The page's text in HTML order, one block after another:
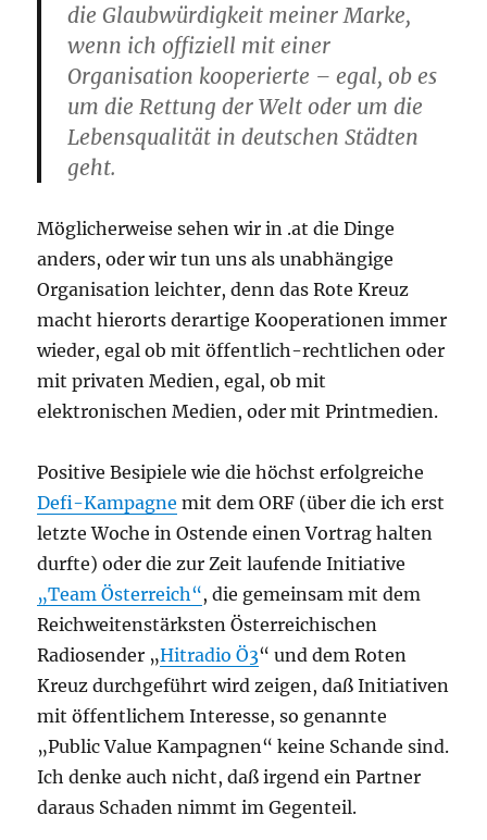
die Glaubwürdigkeit meiner Marke,
wenn ich offiziell mit einer
Organisation kooperierte – egal, ob es
um die Rettung der Welt oder um die
Lebensqualität in deutschen Städten
geht.
Möglicherweise sehen wir in .at die Dinge
anders, oder wir tun uns als unabhängige
Organisation leichter, denn das Rote Kreuz
macht hierorts derartige Kooperationen immer
wieder, egal ob mit öffentlich-rechtlichen oder
mit privaten Medien, egal, ob mit
elektronischen Medien, oder mit Printmedien.
Positive Besipiele wie die höchst erfolgreiche
Defi-Kampagne mit dem ORF (über die ich erst
letzte Woche in Ostende einen Vortrag halten
durfte) oder die zur Zeit laufende Initiative
„Team Österreich“, die gemeinsam mit dem
Reichweitenstärksten Österreichischen
Radiosender „Hitradio Ö3“ und dem Roten
Kreuz durchgeführt wird zeigen, daß Initiativen
mit öffentlichem Interesse, so genannte
„Public Value Kampagnen“ keine Schande sind.
Ich denke auch nicht, daß irgend ein Partner
daraus Schaden nimmt im Gegenteil.